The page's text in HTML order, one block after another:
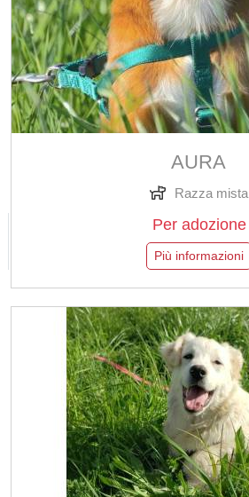
AURA
Razza mista
Per adozione
Più informazioni